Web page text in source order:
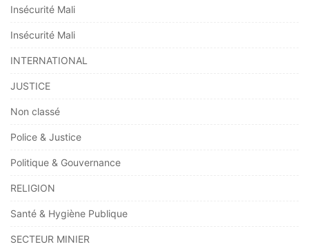
Insécurité Mali
Insécurité Mali
INTERNATIONAL
JUSTICE
Non classé
Police & Justice
Politique & Gouvernance
RELIGION
Santé & Hygiène Publique
SECTEUR MINIER